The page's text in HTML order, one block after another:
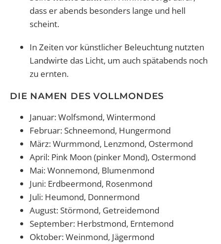
dass er abends besonders lange und hell
scheint.
In Zeiten vor künstlicher Beleuchtung nutzten
Landwirte das Licht, um auch spätabends noch
zu ernten.
DIE NAMEN DES VOLLMONDES
Januar: Wolfsmond, Wintermond
Februar: Schneemond, Hungermond
März: Wurmmond, Lenzmond, Ostermond
April: Pink Moon (pinker Mond), Ostermond
Mai: Wonnemond, Blumenmond
Juni: Erdbeermond, Rosenmond
Juli: Heumond, Donnermond
August: Störmond, Getreidemond
September: Herbstmond, Erntemond
Oktober: Weinmond, Jägermond